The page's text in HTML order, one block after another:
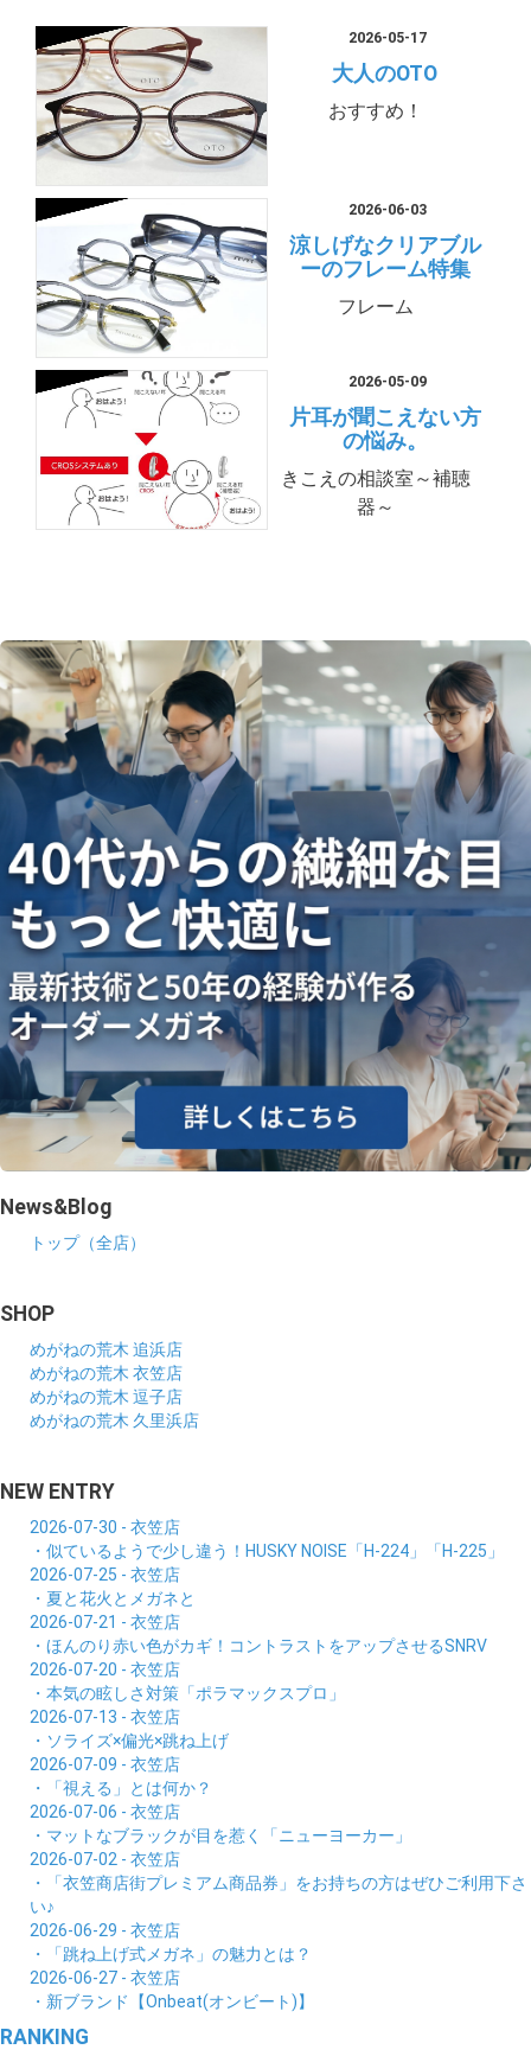
2026-05-17
大人のOTO
おすすめ！
2026-06-03
涼しげなクリアブル
ーのフレーム特集
フレーム
2026-05-09
片耳が聞こえない方
の悩み。
きこえの相談室～補聴
器～
News&Blog
トップ（全店）
SHOP
めがねの荒木 追浜店
めがねの荒木 衣笠店
めがねの荒木 逗子店
めがねの荒木 久里浜店
NEW ENTRY
2026-07-30 - 衣笠店
・似ているようで少し違う！HUSKY NOISE「H-224」「H-225」
2026-07-25 - 衣笠店
・夏と花火とメガネと
2026-07-21 - 衣笠店
・ほんのり赤い色がカギ！コントラストをアップさせるSNRV
2026-07-20 - 衣笠店
・本気の眩しさ対策「ポラマックスプロ」
2026-07-13 - 衣笠店
・ソライズ×偏光×跳ね上げ
2026-07-09 - 衣笠店
・「視える」とは何か？
2026-07-06 - 衣笠店
・マットなブラックが目を惹く「ニューヨーカー」
2026-07-02 - 衣笠店
・「衣笠商店街プレミアム商品券」をお持ちの方はぜひご利用下さ
い♪
2026-06-29 - 衣笠店
・「跳ね上げ式メガネ」の魅力とは？
2026-06-27 - 衣笠店
・新ブランド【Onbeat(オンビート)】
RANKING